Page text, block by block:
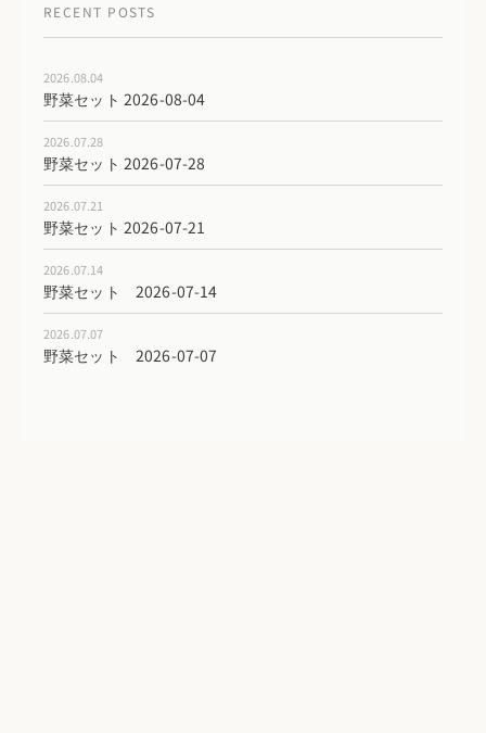
RECENT POSTS
2026.08.04
野菜セット 2026-08-04
2026.07.28
野菜セット 2026-07-28
2026.07.21
野菜セット 2026-07-21
2026.07.14
野菜セット 2026-07-14
2026.07.07
野菜セット 2026-07-07